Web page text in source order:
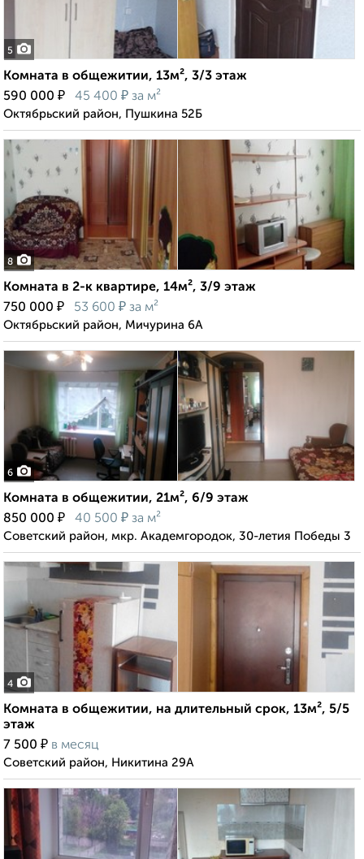
5
Комната в общежитии, 13м², 3/3 этаж
590 000 ₽ 45 400 ₽ за м²
Октябрьский район, Пушкина 52Б
8
Комната в 2-к квартире, 14м², 3/9 этаж
750 000 ₽ 53 600 ₽ за м²
Октябрьский район, Мичурина 6А
6
Комната в общежитии, 21м², 6/9 этаж
850 000 ₽ 40 500 ₽ за м²
Советский район, мкр. Академгородок, 30-летия Победы 3
4
Комната в общежитии, на длительный срок, 13м², 5/5
этаж
7 500 ₽ в месяц
Советский район, Никитина 29А